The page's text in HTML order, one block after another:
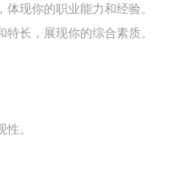
现你的职业能力和经验。
长，展现你的综合素质。
。